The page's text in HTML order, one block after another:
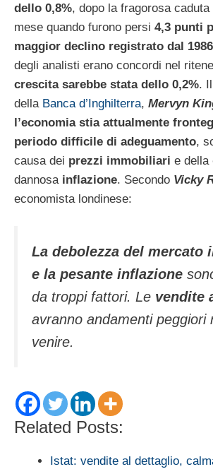
dello 0,8%, dopo la fragorosa
mese quando furono persi 4,3 punti
maggior declino registrato dal 1986
degli analisti erano concordi nel
crescita sarebbe stata dello 0,2%.
della Banca d’Inghilterra, Mervyn
l’economia stia attualmente
periodo difficile di adeguamento,
causa dei prezzi immobiliari e della
dannosa inflazione. Secondo Vicky
economista londinese:
La debolezza del mercato
e la pesante inflazione
da troppi fattori. Le vendite
avranno andamenti peggiori
venire.
Related Posts:
Istat: vendite al dettaglio,